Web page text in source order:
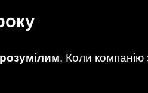
. Коли компанію